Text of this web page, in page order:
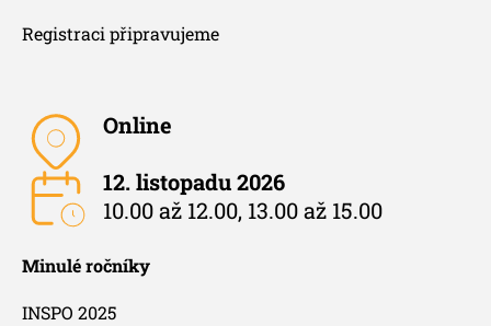
Registraci připravujeme
Online
12. listopadu 2026
10.00 až 12.00, 13.00 až 15.00
Minulé ročníky
INSPO 2025